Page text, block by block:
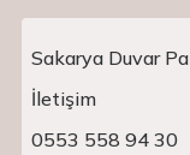
Main
Sakarya Duvar
İletişim
0553 558 94 30